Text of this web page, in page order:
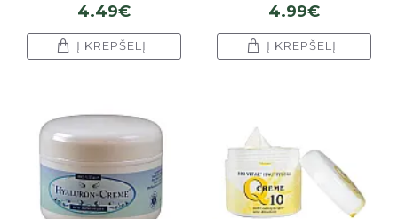
4.49€
Į KREPŠELĮ
4.99€
Į KREPŠELĮ